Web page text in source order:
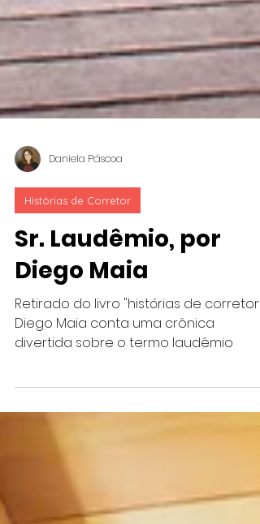
Daniela Páscoa
Histórias de Corretor
Sr. Laudêmio, por
Diego Maia
Retirado do livro "histórias de corretor",
divertida sobre o termo laudêmio